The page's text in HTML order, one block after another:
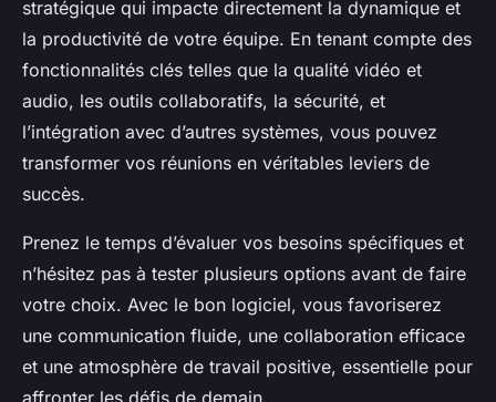
stratégique qui impacte directement la dynamique et
la productivité de votre équipe. En tenant compte des
fonctionnalités clés telles que la qualité vidéo et
audio, les outils collaboratifs, la sécurité, et
l’intégration avec d’autres systèmes, vous pouvez
transformer vos réunions en véritables leviers de
succès.
Prenez le temps d’évaluer vos besoins spécifiques et
n’hésitez pas à tester plusieurs options avant de faire
votre choix. Avec le bon logiciel, vous favoriserez
une communication fluide, une collaboration efficace
et une atmosphère de travail positive, essentielle pour
affronter les défis de demain.